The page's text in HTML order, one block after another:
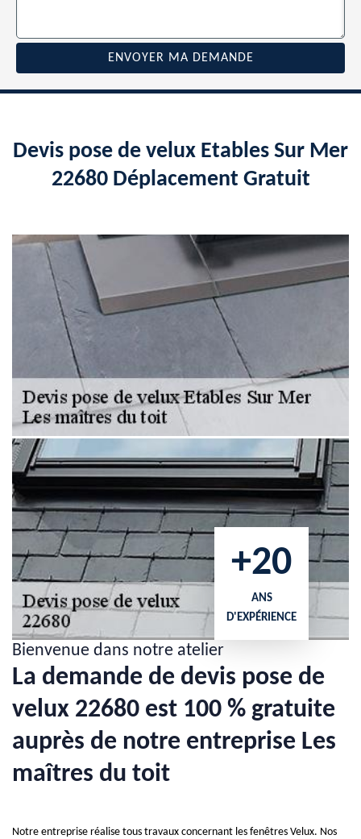
Devis pose de velux Etables Sur Mer
22680 Déplacement Gratuit
+20
ANS
D'EXPÉRIENCE
Bienvenue dans notre atelier
La demande de devis pose de
velux 22680 est 100 % gratuite
auprès de notre entreprise Les
maîtres du toit
Notre entreprise réalise tous travaux concernant les fenêtres Velux. Nos